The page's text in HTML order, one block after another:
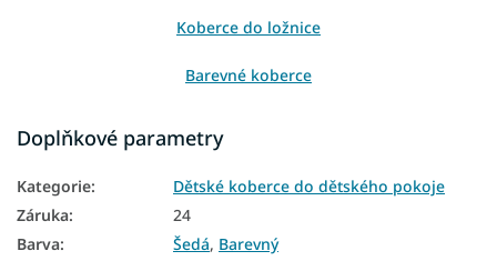
Koberce do ložnice
Barevné koberce
Koberce 80x150
Koberce 120x170
Koberce 140x190
Doplňkové parametry
Kategorie:
Dětské koberce do dětského pokoje
Záruka:
24
Barva: Šedá, Barevný